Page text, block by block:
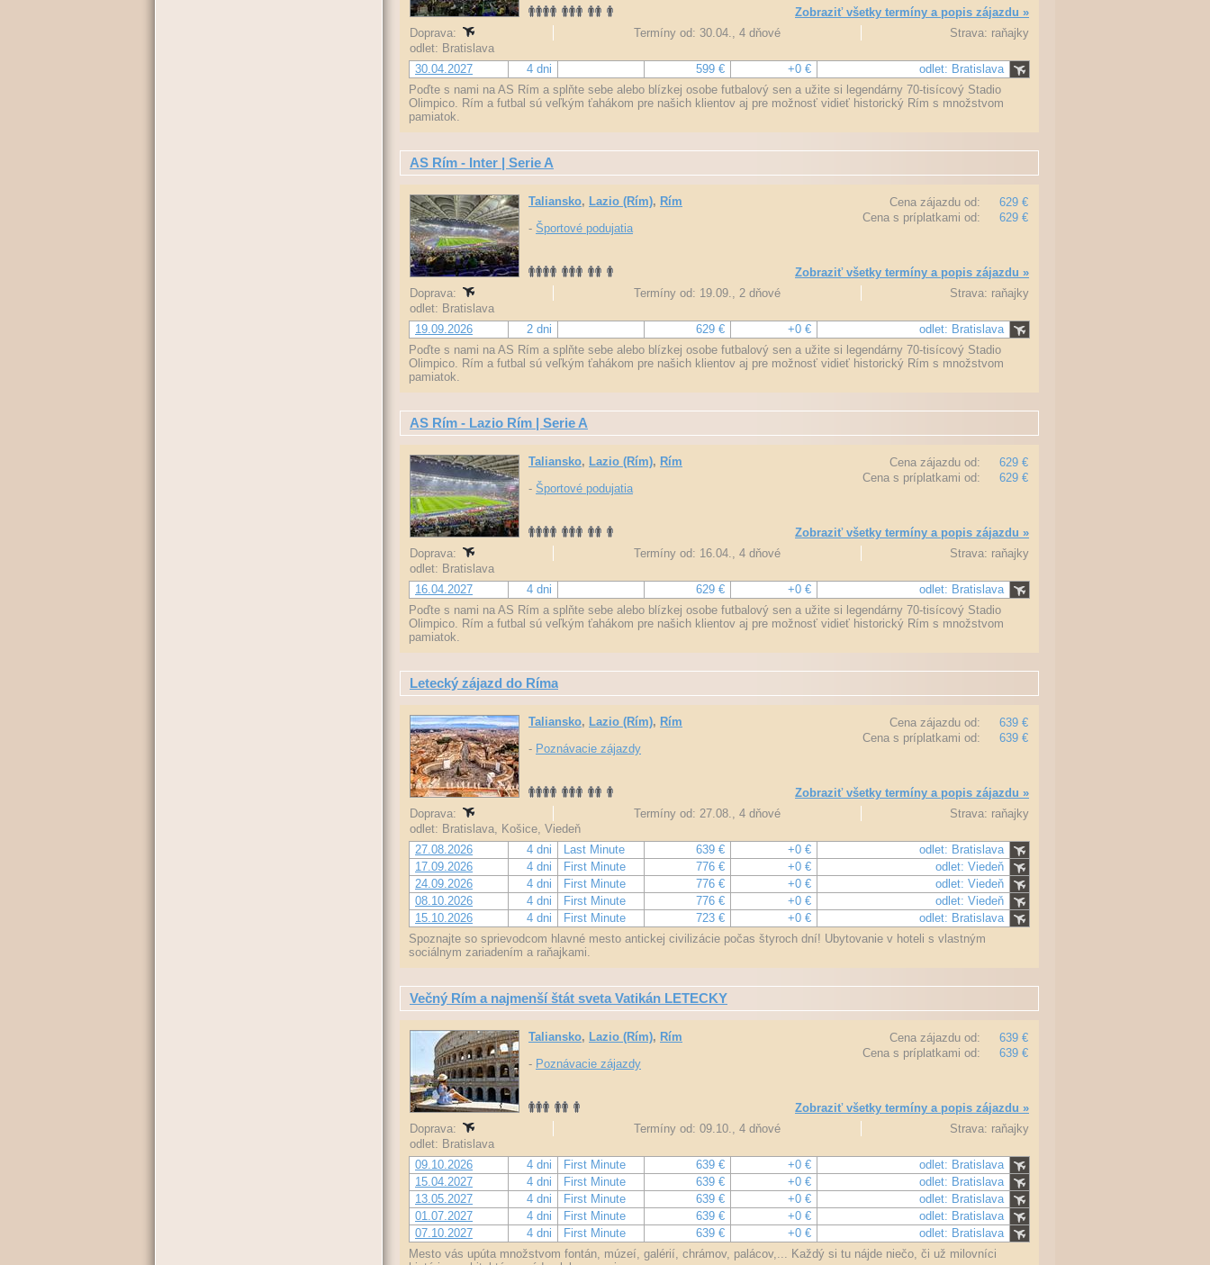
Zobraziť všetky termíny a popis zájazdu »
Doprava:
Termíny od: 30.04., 4 dňové
Strava: raňajky
odlet: Bratislava
30.04.2027
4 dni 599 € +0 €
odlet: Bratislava
Poďte s nami na AS Rím a splňte sebe alebo blízkej osobe futbalový sen a užite si legendárny 70-tisícový Stadio
Olimpico. Rím a futbal sú veľkým ťahákom pre našich klientov aj pre možnosť vidieť historický Rím s množstvom
pamiatok.
AS Rím - Inter | Serie A
Cena zájazdu od:
629 €
Cena s príplatkami od:
629 €
Taliansko, Lazio (Rím), Rím
- Športové podujatia
Zobraziť všetky termíny a popis zájazdu »
Doprava:
Termíny od: 19.09., 2 dňové
Strava: raňajky
odlet: Bratislava
19.09.2026
2 dni 629 € +0 €
odlet: Bratislava
Poďte s nami na AS Rím a splňte sebe alebo blízkej osobe futbalový sen a užite si legendárny 70-tisícový Stadio
Olimpico. Rím a futbal sú veľkým ťahákom pre našich klientov aj pre možnosť vidieť historický Rím s množstvom
pamiatok.
AS Rím - Lazio Rím | Serie A
Cena zájazdu od:
629 €
Cena s príplatkami od:
629 €
Taliansko, Lazio (Rím), Rím
- Športové podujatia
Zobraziť všetky termíny a popis zájazdu »
Doprava:
Termíny od: 16.04., 4 dňové
Strava: raňajky
odlet: Bratislava
16.04.2027
4 dni 629 € +0 €
odlet: Bratislava
Poďte s nami na AS Rím a splňte sebe alebo blízkej osobe futbalový sen a užite si legendárny 70-tisícový Stadio
Olimpico. Rím a futbal sú veľkým ťahákom pre našich klientov aj pre možnosť vidieť historický Rím s množstvom
pamiatok.
Letecký zájazd do Ríma
Cena zájazdu od:
639 €
Cena s príplatkami od:
639 €
Taliansko, Lazio (Rím), Rím
- Poznávacie zájazdy
Zobraziť všetky termíny a popis zájazdu »
Doprava:
Termíny od: 27.08., 4 dňové
Strava: raňajky
odlet: Bratislava, Košice, Viedeň
27.08.2026
4 dni Last Minute 639 € +0 €
odlet: Bratislava
17.09.2026
4 dni First Minute 776 € +0 €
odlet: Viedeň
24.09.2026
4 dni First Minute 776 € +0 €
odlet: Viedeň
08.10.2026
4 dni First Minute 776 € +0 €
odlet: Viedeň
15.10.2026
4 dni First Minute 723 € +0 €
odlet: Bratislava
Spoznajte so sprievodcom hlavné mesto antickej civilizácie počas štyroch dní! Ubytovanie v hoteli s vlastným
sociálnym zariadením a raňajkami.
Večný Rím a najmenší štát sveta Vatikán LETECKY
Cena zájazdu od:
639 €
Cena s príplatkami od:
639 €
Taliansko, Lazio (Rím), Rím
- Poznávacie zájazdy
Zobraziť všetky termíny a popis zájazdu »
Doprava:
Termíny od: 09.10., 4 dňové
Strava: raňajky
odlet: Bratislava
09.10.2026
4 dni First Minute 639 € +0 €
odlet: Bratislava
15.04.2027
4 dni First Minute 639 € +0 €
odlet: Bratislava
13.05.2027
4 dni First Minute 639 € +0 €
odlet: Bratislava
01.07.2027
4 dni First Minute 639 € +0 €
odlet: Bratislava
07.10.2027
4 dni First Minute 639 € +0 €
odlet: Bratislava
Mesto vás upúta množstvom fontán, múzeí, galérií, chrámov, palácov,... Každý si tu nájde niečo, či už milovníci